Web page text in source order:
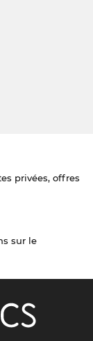
privées, offres
sur le